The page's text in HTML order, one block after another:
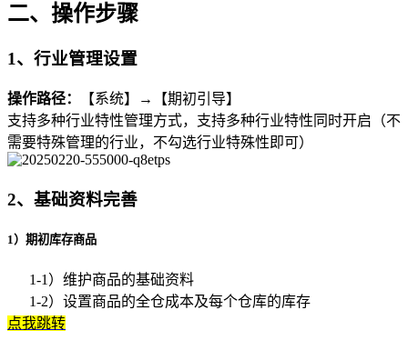
二、操作步骤
1、行业管理设置
操作路径：
【系统】→【期初引导】
支持多种行业特性管理方式，支持多种行业特性同时开启（不
需要特殊管理的行业，不勾选行业特殊性即可）
2、基础资料完善
1）期初库存商品
1-1）维护商品的基础资料
1-2）设置商品的全仓成本及每个仓库的库存
点我跳转